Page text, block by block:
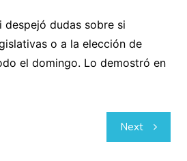
dudas sobre si
o a la elección de
el domingo. Lo demostró en
Next